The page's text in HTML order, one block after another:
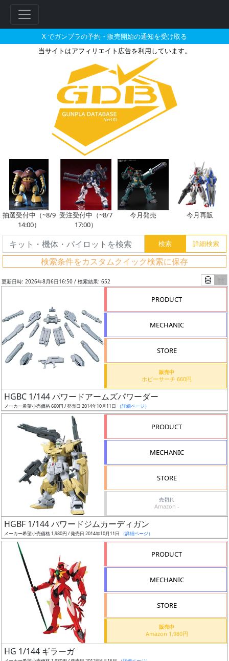
X でガンプラの予約・販売開始の通知を受け取る
当サイトはアフィリエイト広告を利用しています。
HGBC 1/144 パワードアームズ
抽選受付中（~8/9
14:00）
受注受付中（~8/7
17:00）
今月発売 今月再販
検索条件をカスタムクイック検索に保存
フ
リ
グ
レ
ル
更新日時: 2026年8月6日16:50 / 検索結果: 652
PRODUCT
MECHANIC
STORE
販売中
ホビーサーチ 660円
HGBC 1/144 パワードアームズパワーダー
メーカー希望小売価格 660円 / 発売日 2014年10月11日 （詳細ページ）
PRODUCT
MECHANIC
STORE
売切れ
Amazon -
HGBF 1/144 パワードジムカーディガン
メーカー希望小売価格 1,980円 / 発売日 2014年10月11日 （詳細ページ）
PRODUCT
MECHANIC
STORE
販売中
Amazon 1,980円
HG 1/144 ギラーガ